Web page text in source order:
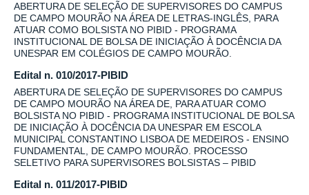
ABERTURA DE SELEÇÃO DE SUPERVISORES DO CAMPUS
DE CAMPO MOURÃO NA ÁREA DE LETRAS-INGLÊS, PARA
ATUAR COMO BOLSISTA NO PIBID - PROGRAMA
INSTITUCIONAL DE BOLSA DE INICIAÇÃO À DOCÊNCIA DA
UNESPAR EM COLÉGIOS DE CAMPO MOURÃO.
Edital n. 010/2017-PIBID
ABERTURA DE SELEÇÃO DE SUPERVISORES DO CAMPUS
DE CAMPO MOURÃO NA ÁREA DE, PARA ATUAR COMO
BOLSISTA NO PIBID - PROGRAMA INSTITUCIONAL DE BOLSA
DE INICIAÇÃO À DOCÊNCIA DA UNESPAR EM ESCOLA
MUNICIPAL CONSTANTINO LISBOA DE MEDEIROS - ENSINO
FUNDAMENTAL, DE CAMPO MOURÃO. PROCESSO
SELETIVO PARA SUPERVISORES BOLSISTAS – PIBID
Edital n. 011/2017-PIBID